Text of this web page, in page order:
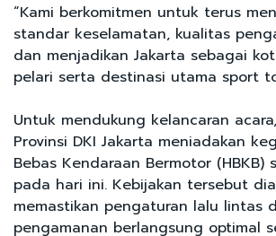
“Kami berkomitmen untuk terus
standar keselamatan, kualitas
dan menjadikan Jakarta sebagai
pelari serta destinasi utama sport
Untuk mendukung kelancaran
Provinsi DKI Jakarta meniadakan
Bebas Kendaraan Bermotor (HBKB)
pada hari ini. Kebijakan tersebut
memastikan pengaturan lalu lintas
pengamanan berlangsung optimal